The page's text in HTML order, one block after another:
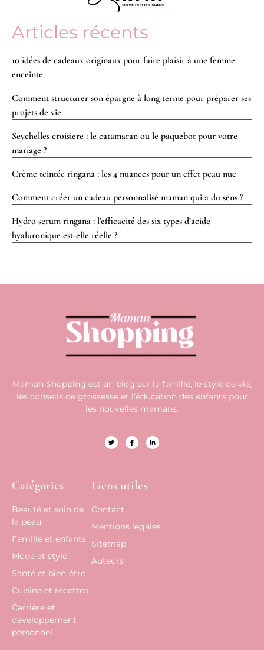
Articles récents
10 idées de cadeaux originaux pour faire plaisir à une femme
enceinte
Comment structurer son épargne à long terme pour préparer ses
projets de vie
Seychelles croisiere : le catamaran ou le paquebot pour votre
mariage ?
Crème teintée ringana : les 4 nuances pour un effet peau nue
Comment créer un cadeau personnalisé maman qui a du sens ?
Hydro serum ringana : l’efficacité des six types d’acide
hyaluronique est-elle réelle ?
Maman Shopping est un blog sur la famille, le style de vie,
les conseils de grossesse et l’éducation des enfants pour
les nouvelles mamans.
Catégories
Beauté et soin de
la peau
Famille et enfants
Mode et style
Santé et bien-être
Cuisine et recettes
Carrière et
développement
personnel
Liens utiles
Contact
Mentions légales
Sitemap
Auteurs